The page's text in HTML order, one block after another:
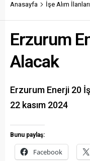
Anasayfa İşe Alım İlanları
Erzurum
Alacak
Erzurum Enerji 20
22 kasım 2024
Bunu paylaş:
Facebook